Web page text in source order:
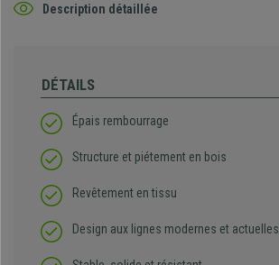
Description détaillée
DÉTAILS
Épais rembourrage
Structure et piétement en bois
Revêtement en tissu
Design aux lignes modernes et actuelles